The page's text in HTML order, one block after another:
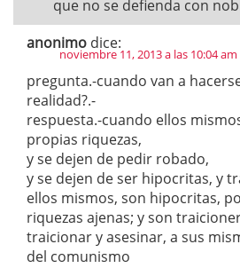
que no se defienda con
anonimo dice:
noviembre 11, 2013 a las 10:04 am
pregunta.-cuando van a
realidad?.-
respuesta.-cuando ellos
propias riquezas,
y se dejen de pedir robado,
y se dejen de ser hipocritas, y
ellos mismos, son hipocritas,
riquezas ajenas; y son
traicionar y asesinar, a sus
del comunismo